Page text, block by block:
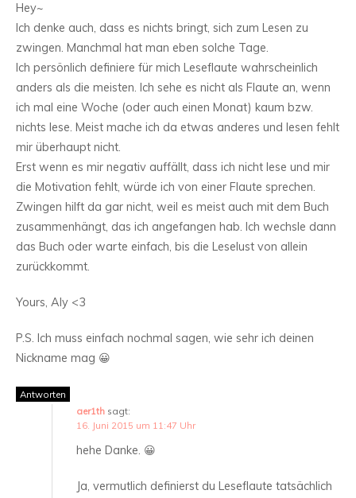
Hey~
Ich denke auch, dass es nichts bringt, sich zum Lesen zu
zwingen. Manchmal hat man eben solche Tage.
Ich persönlich definiere für mich Leseflaute wahrscheinlich
anders als die meisten. Ich sehe es nicht als Flaute an, wenn
ich mal eine Woche (oder auch einen Monat) kaum bzw.
nichts lese. Meist mache ich da etwas anderes und lesen fehlt
mir überhaupt nicht.
Erst wenn es mir negativ auffällt, dass ich nicht lese und mir
die Motivation fehlt, würde ich von einer Flaute sprechen.
Zwingen hilft da gar nicht, weil es meist auch mit dem Buch
zusammenhängt, das ich angefangen hab. Ich wechsle dann
das Buch oder warte einfach, bis die Leselust von allein
zurückkommt.
Yours, Aly <3
P.S. Ich muss einfach nochmal sagen, wie sehr ich deinen
Nickname mag 😀
Antworten
aer1th sagt:
16. Juni 2015 um 11:47 Uhr
hehe Danke. 😀
Ja, vermutlich definierst du Leseflaute tatsächlich